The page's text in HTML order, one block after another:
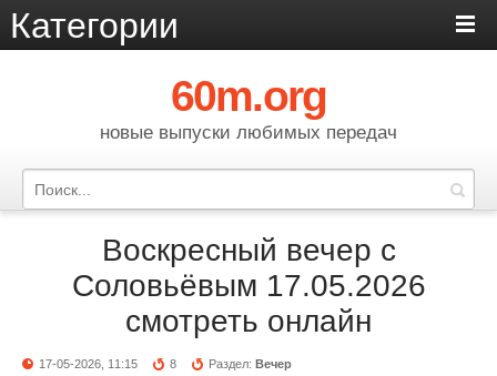
Категории
60m.org
новые выпуски любимых передач
Воскресный вечер с
Соловьёвым 17.05.2026
смотреть онлайн
17-05-2026, 11:15 8 Раздел:Вечер